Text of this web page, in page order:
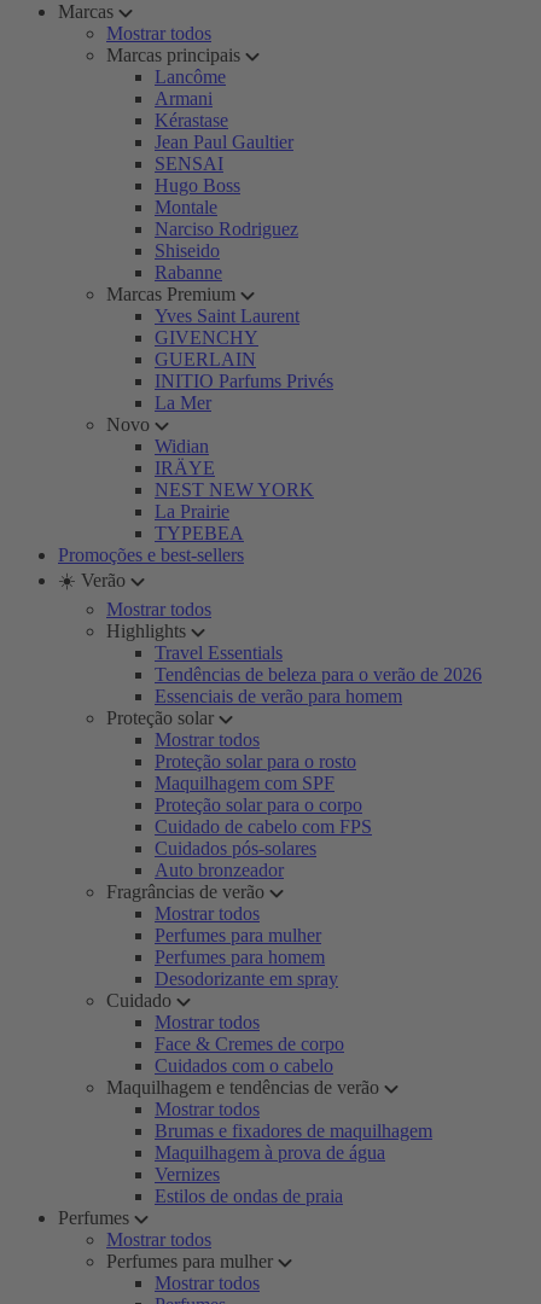
Marcas
Mostrar todos
Marcas principais
Lancôme
Armani
Kérastase
Jean Paul Gaultier
SENSAI
Hugo Boss
Montale
Narciso Rodriguez
Shiseido
Rabanne
Marcas Premium
Yves Saint Laurent
GIVENCHY
GUERLAIN
INITIO Parfums Privés
La Mer
Novo
Widian
IRÄYE
NEST NEW YORK
La Prairie
TYPEBEA
Promoções e best-sellers
☀️ Verão
Mostrar todos
Highlights
Travel Essentials
Tendências de beleza para o verão de 2026
Essenciais de verão para homem
Proteção solar
Mostrar todos
Proteção solar para o rosto
Maquilhagem com SPF
Proteção solar para o corpo
Cuidado de cabelo com FPS
Cuidados pós-solares
Auto bronzeador
Fragrâncias de verão
Mostrar todos
Perfumes para mulher
Perfumes para homem
Desodorizante em spray
Cuidado
Mostrar todos
Face & Cremes de corpo
Cuidados com o cabelo
Maquilhagem e tendências de verão
Mostrar todos
Brumas e fixadores de maquilhagem
Maquilhagem à prova de água
Vernizes
Estilos de ondas de praia
Perfumes
Mostrar todos
Perfumes para mulher
Mostrar todos